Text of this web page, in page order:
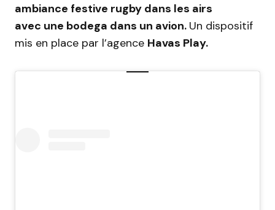
ambiance festive rugby dans les airs
avec une bodega dans un avion. Un dispositif
mis en place par l’agence Havas Play.